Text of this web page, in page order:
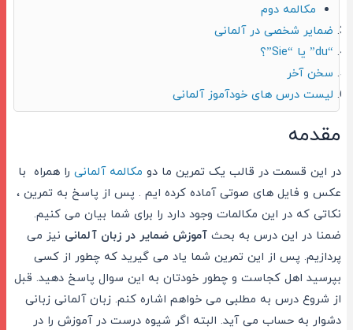
مکالمه دوم
ضمایر شخصی در آلمانی
“du” یا “Sie”؟
سخن آخر
لیست درس های خودآموز آلمانی
مقدمه
در این قسمت در قالب یک تمرین ما دو مکالمه آلمانی را همراه با
عکس و فایل های صوتی آماده کرده ایم . پس از پاسخ به تمرین ،
نکاتی که در این مکالمات وجود دارد را برای شما بیان می کنیم.
ضمنا در این درس به بحثآموزش ضمایر در زبان آلمانی نیز می
پردازیم. پس از این تمرین شما یاد می گیرید که چطور از کسی
بپرسید اهل کجاست و چطور خودتان به این سوال پاسخ دهید. قبل
از شروع درس به مطلبی می خواهم اشاره کنم. زبان آلمانی زبانی
دشوار به حساب می آید. البته اگر شیوه درست در آموزش را در